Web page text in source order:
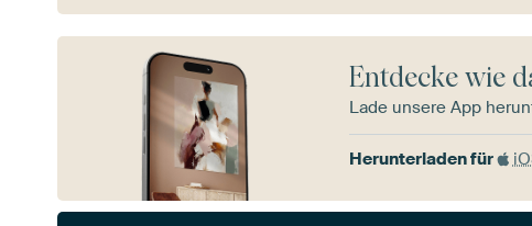
Entdecke wie
Lade unsere App
Herunterladen für